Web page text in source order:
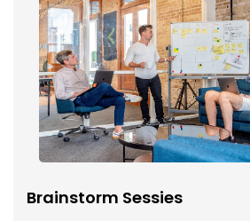
Brainstorm Sessies